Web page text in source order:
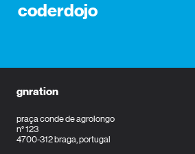
coderdojo
gnration
praça conde de agrolongo
n° 123
4700-312 braga, portugal